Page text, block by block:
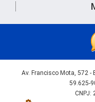
Av. Francisco Mota, 572 -
59.625-
CNPJ: